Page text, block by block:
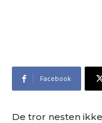
Facebook
De tror nesten